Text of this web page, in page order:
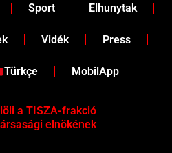
Sport Elhunytak
Vidék Press
Türkçe MobilApp
a TISZA-frakció
elnökének